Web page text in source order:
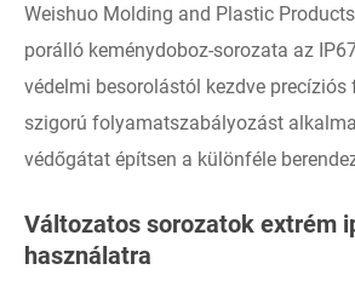
Weishuo Molding and Plastic
porálló keménydoboz-sorozata az
védelmi besorolástól kezdve precíziós
szigorú folyamatszabályozást
védőgátat építsen a különféle
Változatos sorozatok extrém
használatra